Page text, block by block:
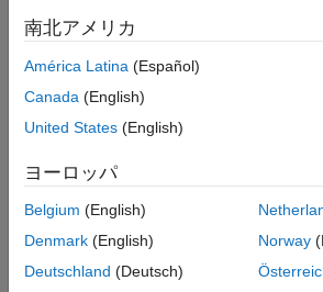
南北アメリカ
América Latina (Español)
Canada (English)
United States (English)
ヨーロッパ
Belgium (English)
Denmark (English)
Deutschland (Deutsch)
Norway
トラストセンター
プライバシ
違法コピー防止
アプリケーション ス
© 1994-2026 The MathWorks, Inc.